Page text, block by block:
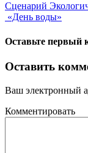
Сценарий
«День воды»
Оставьте первый
Оставить
Ваш электронный
Комментировать